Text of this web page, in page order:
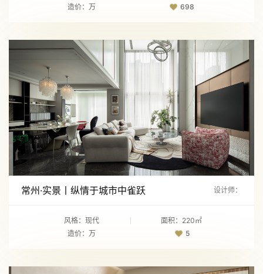
造价：万
698
常州·实景丨纵情于城市中雀跃 设计师：
风格：现代
面积：220㎡
造价：万
5